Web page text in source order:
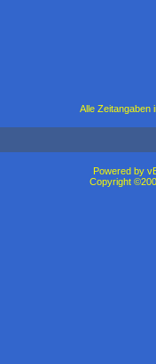
Alle Zeitangaben
Powered by
Copyright